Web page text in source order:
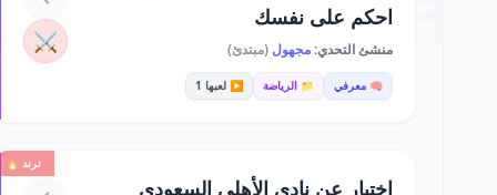
احكم على نفسك
منشئ التحدي:مجهول (مبتدئ)
🧠 معرفي 📁 الرياضة ▶️ لعبها 1
⚔️
ترند 🔥
اختبار عن نادي الأهلي السعودي